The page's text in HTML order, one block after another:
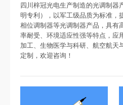
四川梓冠光电生产制造的光调制器
明专利），以军工级品质为标准，
相位调制器等光调制器产品，具有
率耐受、环境适应性强等特点，应
加工、生物医学与科研、航空航天
定制，欢迎咨询！